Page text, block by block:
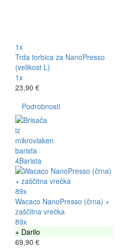
1x
Trda torbica za NanoPresso
(velikost L)
1x
23,90 €
Podrobnosti
89x
Wacaco NanoPresso (črna) +
zaščitna vrečka
89x
+ Darilo
69,90 €